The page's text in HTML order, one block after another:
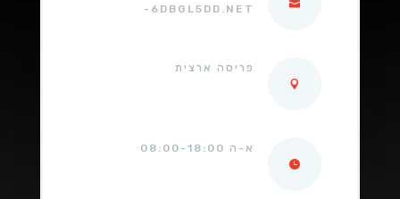
-6DBGL5DD.NET
פריסה ארצית
א-ה 08:00-18:00